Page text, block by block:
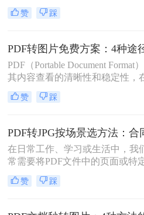
持文档格式不变，无论在哪种设
打开都能呈现出一致的效果。然
一页或多页转换为图片格式，比
JPG或PNG，以方便在不同的应
景中使用。那么pdf转图片怎么转
本文将详细介绍几种常见的方法
助您将PDF文件转换为图片。
赞 踩
PDF（Portable Document Format
其内容查看的清晰性和稳定性，
常工作和学习中得到了广泛应用
而，在某些情况下，我们可能需
活地编辑、分享或用于其他特殊
途。那么pdf转图片怎么转免费呢
下将详细介绍几种免费将PDF转
图片的方法，帮助用户轻松实现
转换。
赞 踩
在日常工作、学习或生活中，我
常需要将PDF文件中的页面或特
容转换为JPG图片格式。无论是为
在演示文稿中插入一页图表、在
了满足某些平台只支持图片上传
赞 踩